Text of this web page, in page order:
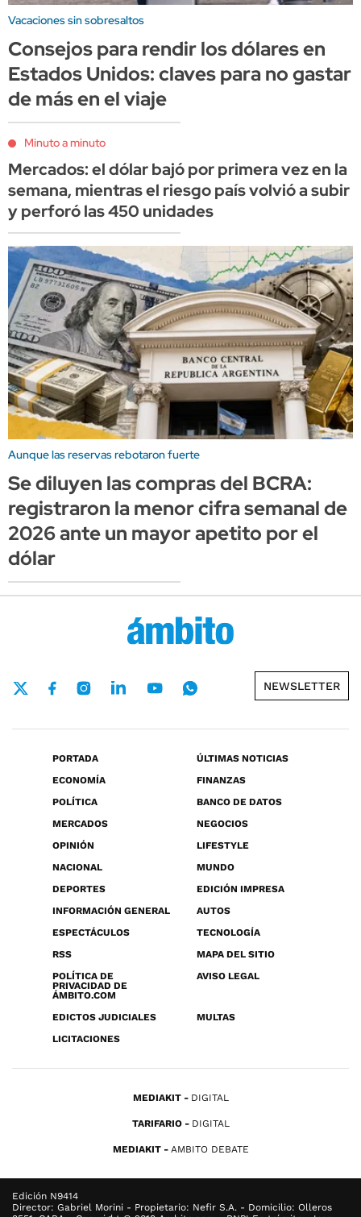
Vacaciones sin sobresaltos
Consejos para rendir los dólares en
Estados Unidos: claves para no gastar
de más en el viaje
Minuto a minuto
Mercados: el dólar bajó por primera vez en la
semana, mientras el riesgo país volvió a subir
y perforó las 450 unidades
Aunque las reservas rebotaron fuerte
Se diluyen las compras del BCRA:
registraron la menor cifra semanal de
2026 ante un mayor apetito por el
dólar
NEWSLETTER
PORTADA
ÚLTIMAS NOTICIAS
ECONOMÍA
FINANZAS
POLÍTICA
BANCO DE DATOS
MERCADOS
NEGOCIOS
OPINIÓN
LIFESTYLE
NACIONAL
MUNDO
DEPORTES
EDICIÓN IMPRESA
INFORMACIÓN GENERAL
AUTOS
ESPECTÁCULOS
TECNOLOGÍA
RSS
MAPA DEL SITIO
POLÍTICA DE
PRIVACIDAD DE
ÁMBITO.COM
AVISO LEGAL
EDICTOS JUDICIALES
MULTAS
LICITACIONES
MEDIAKIT DIGITAL
TARIFARIO DIGITAL
MEDIAKIT AMBITO DEBATE
Edición N9414
Director: Gabriel Morini - Propietario: Nefir S.A. - Domicilio: Olleros